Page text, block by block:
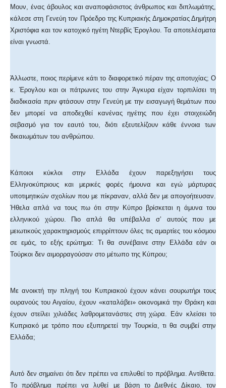
Μουν, ένας άβουλος και αναποφάσιστος άνθρωπος και διπλωμάτης,
κάλεσε στη Γενεύη τον Πρόεδρο της Κυπριακής Δημοκρατίας Δημήτρη
Χριστόφια και τον κατοχικό ηγέτη Ντερβίς Έρογλου. Τα αποτελέσματα
είναι γνωστά.
Άλλωστε, ποιος περίμενε κάτι το διαφορετικό πέραν της αποτυχίας; Ο
κ. Έρογλου και οι πάτρωνες του στην Άγκυρα είχαν τορπιλίσει τη
διαδικασία πριν φτάσουν στην Γενεύη με την εισαγωγή θεμάτων που
δεν μπορεί να αποδεχθεί κανένας ηγέτης που έχει στοιχειώδη
σεβασμό για τον εαυτό του, διότι εξευτελίζουν κάθε έννοια των
δικαιωμάτων του ανθρώπου.
Κάποιοι κύκλοι στην Ελλάδα έχουν παρεξηγήσει τους
Ελληνοκύπριους και μερικές φορές ήμουνα και εγώ μάρτυρας
υποτιμητικών σχολίων που με πίκραναν, αλλά δεν με απογοήτευσαν.
Ήθελα απλά να τους πω ότι στην Κύπρο βρίσκεται η άμυνα του
ελληνικού χώρου. Πιο απλά θα υπέβαλλα σ’ αυτούς που με
μειωτικούς χαρακτηρισμούς επιρρίπτουν όλες τις αμαρτίες του κόσμου
σε εμάς, το εξής ερώτημα: Τι θα συνέβαινε στην Ελλάδα εάν οι
Τούρκοι δεν αιμορραγούσαν στο μέτωπο της Κύπρου;
Με ανοικτή την πληγή του Κυπριακού έχουν κάνει σουρωτήρι τους
ουρανούς του Αιγαίου, έχουν «καταλάβει» οικονομικά την Θράκη και
έχουν στείλει χιλιάδες λαθρομετανάστες στη χώρα. Εάν κλείσει το
Κυπριακό με τρόπο που εξυπηρετεί την Τουρκία, τι θα συμβεί στην
Ελλάδα;
Αυτό δεν σημαίνει ότι δεν πρέπει να επιλυθεί το πρόβλημα. Αντίθετα.
Το πρόβλημα πρέπει να λυθεί με βάση το Διεθνές Δίκαιο, τον